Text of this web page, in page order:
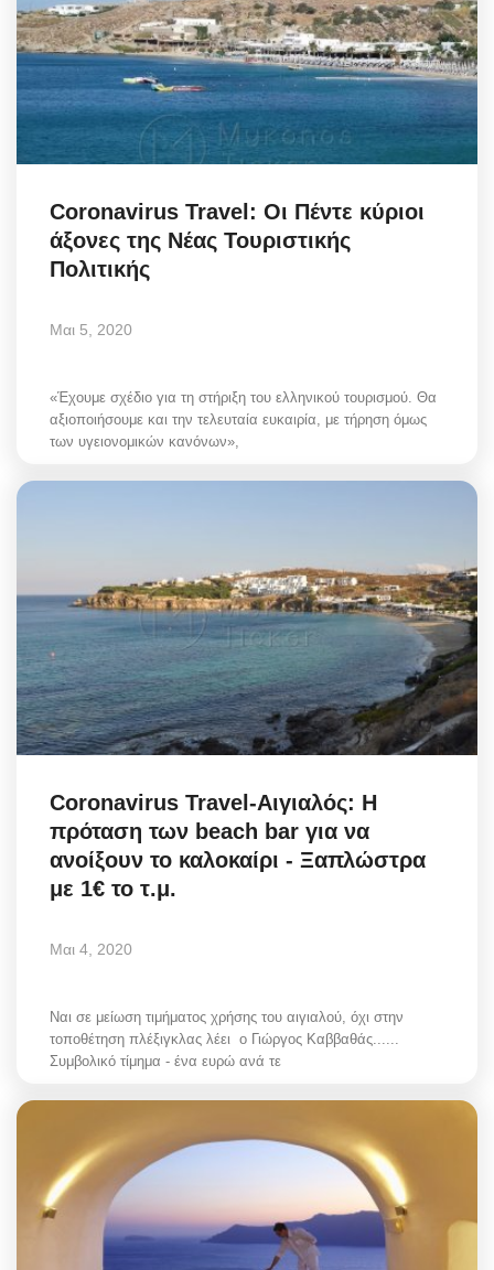
Coronavirus Travel: Οι Πέντε κύριοι
άξονες της Νέας Τουριστικής
Πολιτικής
Μαι 5, 2020
«Έχουμε σχέδιο για τη στήριξη του ελληνικού τουρισμού. Θα
αξιοποιήσουμε και την τελευταία ευκαιρία, με τήρηση όμως
των υγειονομικών κανόνων»,
Coronavirus Travel-Αιγιαλός: Η
πρόταση των beach bar για να
ανοίξουν το καλοκαίρι - Ξαπλώστρα
με 1€ το τ.μ.
Μαι 4, 2020
Ναι σε μείωση τιμήματος χρήσης του αιγιαλού, όχι στην
τοποθέτηση πλέξιγκλας λέει ο Γιώργος Καββαθάς......
Συμβολικό τίμημα - ένα ευρώ ανά τε